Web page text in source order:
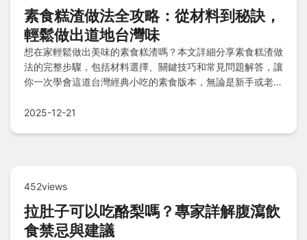
素食糕渣做法全攻略：從材料到秘訣，
輕鬆做出道地台灣味
想在家輕鬆做出美味的素食糕渣嗎？本文詳細分享素食糕渣做
法的完整步驟，包括材料選擇、關鍵技巧和常見問題解答，讓
你一次學會這道台灣經典小吃的素食版本，無論是新手或老手
2025-12-21
452views
拉肚子可以吃酪梨嗎？專家詳解腹瀉飲
食禁忌與建議